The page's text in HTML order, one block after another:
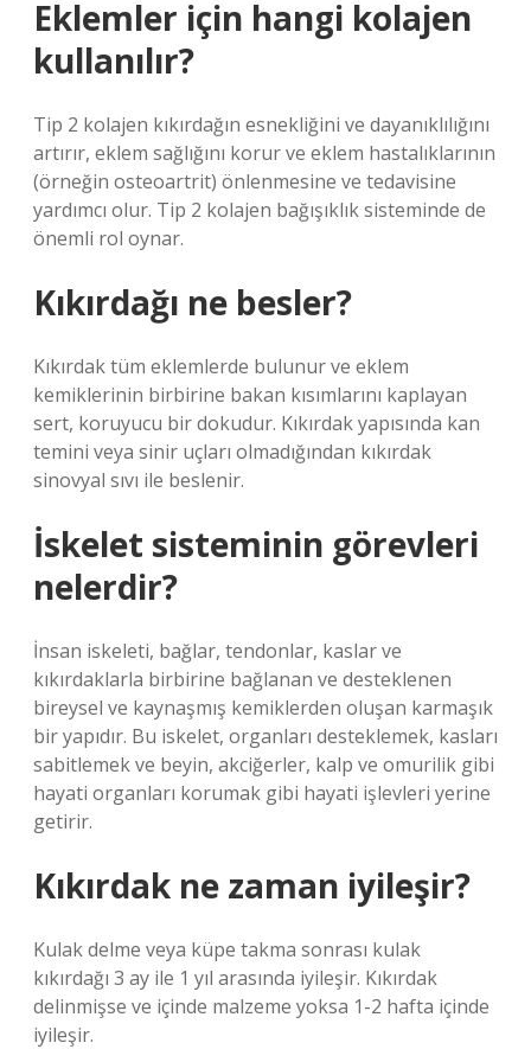
Eklemler için hangi kolajen
kullanılır?
Tip 2 kolajen kıkırdağın esnekliğini ve dayanıklılığını
artırır, eklem sağlığını korur ve eklem hastalıklarının
(örneğin osteoartrit) önlenmesine ve tedavisine
yardımcı olur. Tip 2 kolajen bağışıklık sisteminde de
önemli rol oynar.
Kıkırdağı ne besler?
Kıkırdak tüm eklemlerde bulunur ve eklem
kemiklerinin birbirine bakan kısımlarını kaplayan
sert, koruyucu bir dokudur. Kıkırdak yapısında kan
temini veya sinir uçları olmadığından kıkırdak
sinovyal sıvı ile beslenir.
İskelet sisteminin görevleri
nelerdir?
İnsan iskeleti, bağlar, tendonlar, kaslar ve
kıkırdaklarla birbirine bağlanan ve desteklenen
bireysel ve kaynaşmış kemiklerden oluşan karmaşık
bir yapıdır. Bu iskelet, organları desteklemek, kasları
sabitlemek ve beyin, akciğerler, kalp ve omurilik gibi
hayati organları korumak gibi hayati işlevleri yerine
getirir.
Kıkırdak ne zaman iyileşir?
Kulak delme veya küpe takma sonrası kulak
kıkırdağı 3 ay ile 1 yıl arasında iyileşir. Kıkırdak
delinmişse ve içinde malzeme yoksa 1-2 hafta içinde
iyileşir.